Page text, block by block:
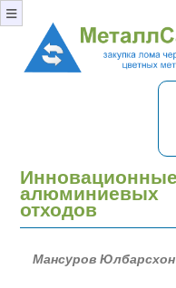
≡
отходов
Мансуров